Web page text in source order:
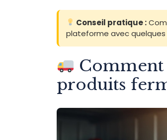
Conseil pratique :
plateforme avec
Comment
produits